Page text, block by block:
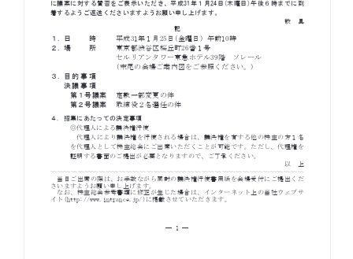
お問い合わせ
サイトマップ勧誘方針IRポリシー